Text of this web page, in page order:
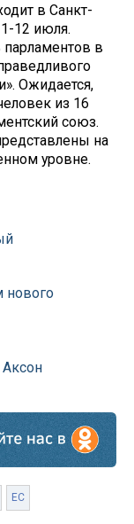
в Санкт-
12 июля.
в
Ожидается,
из 16
союз.
на
уровне.
нового
ЕС